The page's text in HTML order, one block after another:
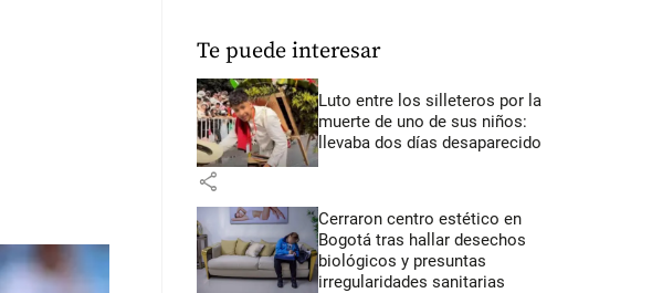
Te puede interesar
Luto entre los silleteros por la
muerte de uno de sus niños:
llevaba dos días desaparecido
share
Cerraron centro estético en
Bogotá tras hallar desechos
biológicos y presuntas
irregularidades sanitarias